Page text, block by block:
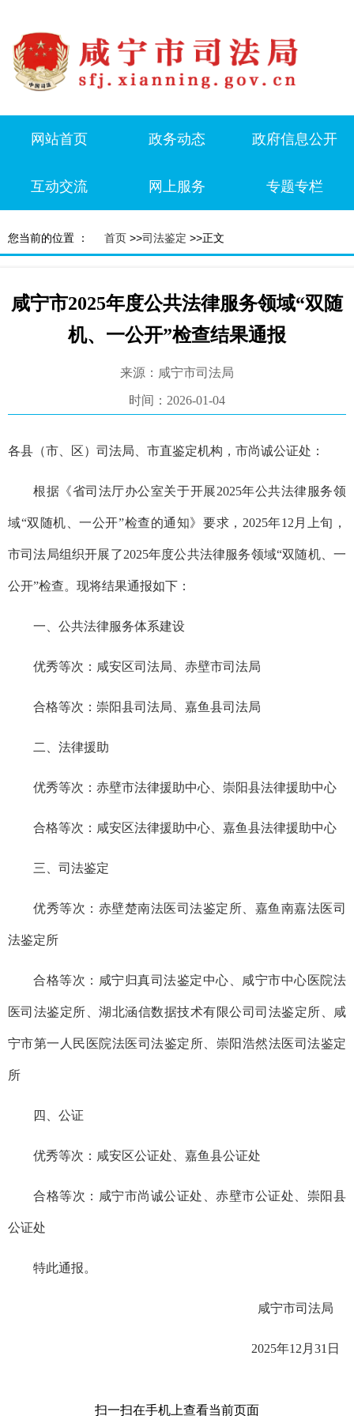
网站首页 政务动态 政府信息公开
互动交流 网上服务 专题专栏
您当前的位置 ： 首页 >>司法鉴定 >>正文
咸宁市2025年度公共法律服务领域“双随
机、一公开”检查结果通报
来源：咸宁市司法局
时间：2026-01-04
各县（市、区）司法局、市直鉴定机构，市尚诚公证处：
根据《省司法厅办公室关于开展2025年公共法律服务领
域“双随机、一公开”检查的通知》要求，2025年12月上旬，
市司法局组织开展了2025年度公共法律服务领域“双随机、一
公开”检查。现将结果通报如下：
一、公共法律服务体系建设
优秀等次： 咸安区司法局、赤壁市司法局
合格等次： 崇阳县司法局、嘉鱼县司法局
二、法律援助
优秀等次： 赤壁市法律援助中心、崇阳县法律援助中心
合格等次： 咸安区法律援助中心、嘉鱼县法律援助中心
三、司法鉴定
优秀等次： 赤壁楚南法医司法鉴定所、嘉鱼南嘉法医司
法鉴定所
合格等次： 咸宁归真司法鉴定中心、咸宁市中心医院法
医司法鉴定所、湖北涵信数据技术有限公司司法鉴定所、咸
宁市第一人民医院法医司法鉴定所、崇阳浩然法医司法鉴定
所
四、公证
优秀等次： 咸安区公证处、嘉鱼县公证处
合格等次： 咸宁市尚诚公证处、赤壁市公证处、崇阳县
公证处
特此通报。
咸宁市司法局
2025年12月31日
扫一扫在手机上查看当前页面